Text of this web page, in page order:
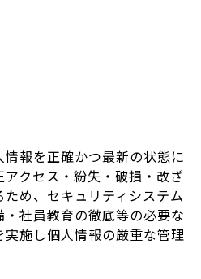
報を正確かつ最新の状態に
クセス・紛失・破損・改ざ
め、セキュリティシステム
社員教育の徹底等の必要な
施し個人情報の厳重な管理